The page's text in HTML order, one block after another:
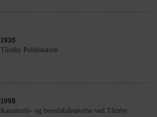
1935
Tårnby Politistation
1998
Katastrofe- og beredskabsøvelse ved Tårnby